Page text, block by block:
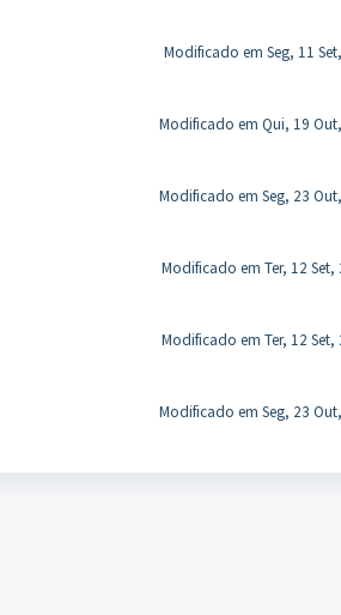
Modificado em Seg, 11
Modificado em Qui, 19
Modificado em Seg, 23
Modificado em Ter, 12 Set,
Modificado em Ter, 12 Set,
Modificado em Seg, 23